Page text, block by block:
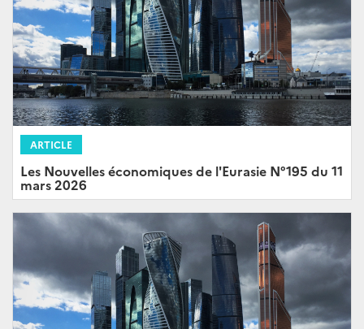
ARTICLE
Les Nouvelles économiques de l'Eurasie N°195 du 11
mars 2026